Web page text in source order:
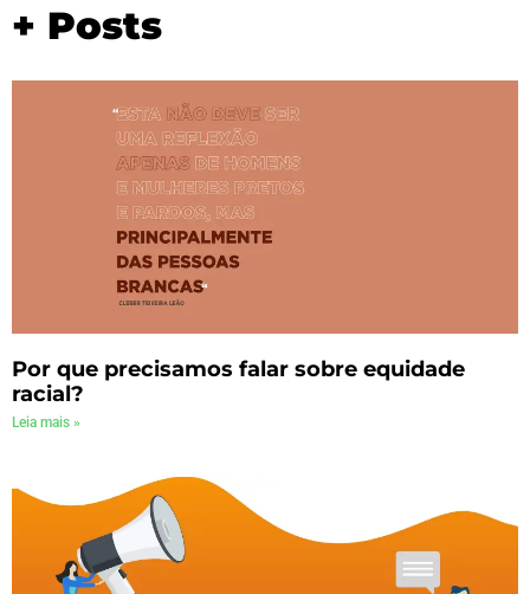
+ Posts
Por que precisamos falar sobre equidade
racial?
Leia mais »